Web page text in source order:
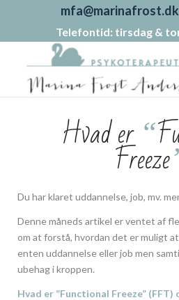
mfa@marinafrost.dk
Telefontid: tirsdag &
Hvad er “
Freeze
Du har klaret uddannelse, job, mv.
Denne måneds artikel er ventet af
om at forstå, hvordan det er muligt
enten uddannelse eller job men
ubehag i kroppen.
Hvad er ”Functional Freeze”